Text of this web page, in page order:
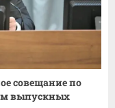
совещание по
выпускных